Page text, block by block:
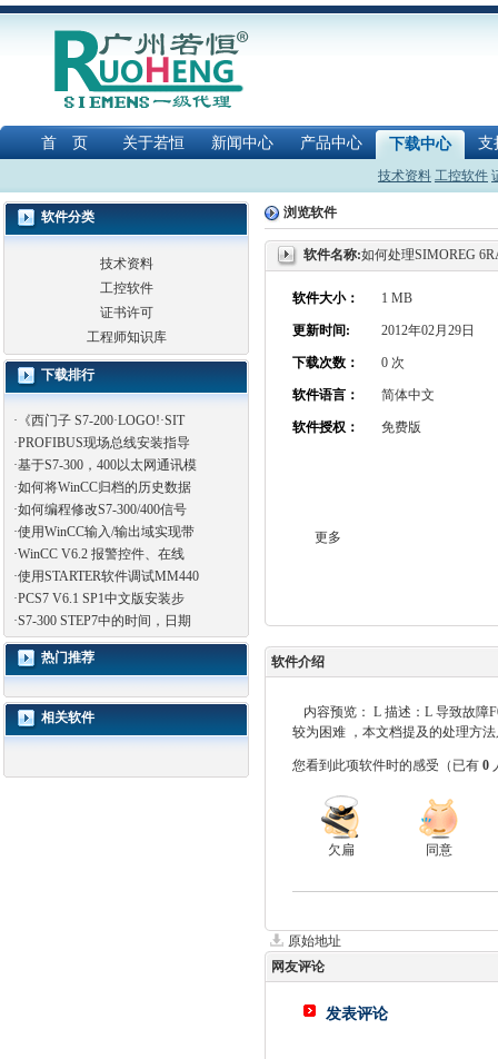
首 页 关于若恒 新闻中心 产品中心 下载中心 支
技术资料 工控软件
软件分类
技术资料
工控软件
证书许可
工程师知识库
下载排行
· 《西门子 S7-200·LOGO!·SIT
·PROFIBUS现场总线安装指导
·基于S7-300，400以太网通讯模
·如何将WinCC归档的历史数据
·如何编程修改S7-300/400信号
·使用WinCC输入/输出域实现带
·WinCC V6.2 报警控件、在线
·使用STARTER软件调试MM440
·PCS7 V6.1 SP1中文版安装步
·S7-300 STEP7中的时间，日期
热门推荐
相关软件
浏览软件
软件名称:如何处理SIMOREG
软件大小： 1 MB
更新时间: 2012年02月29日
下载次数： 0 次
软件语言： 简体中文
软件授权： 免费版
更多
软件介绍
内容预览： L 描述：L 导致故障
较为困难 ，本文档提及的处理方
您看到此项软件时的感受 （已有 0
欠扁 同意
原始地址
网友评论
发表评论